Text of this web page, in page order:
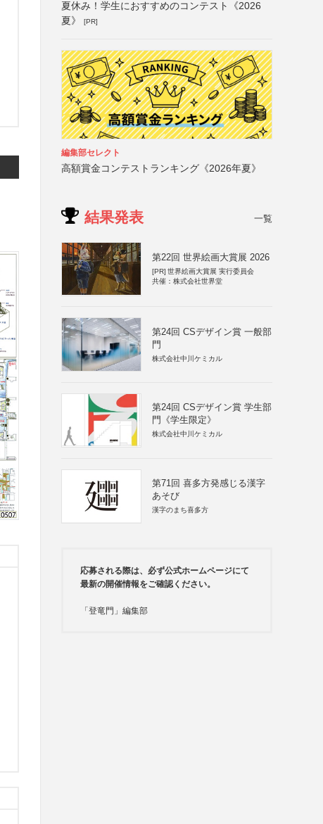
夏休み！学生におすすめのコンテスト《2026
夏》
[PR]
編集部セレクト
高額賞金コンテストランキング《2026年夏》
結果発表 一覧
第22回 世界絵画大賞展 2026
[PR] 世界絵画大賞展 実行委員会
共催：株式会社世界堂
第24回 CSデザイン賞 一般部
門
株式会社中川ケミカル
第24回 CSデザイン賞 学生部
門《学生限定》
株式会社中川ケミカル
第71回 喜多方発感じる漢字
あそび
漢字のまち喜多方
応募される際は、必ず公式ホームページにて
最新の開催情報をご確認ください。
「登竜門」編集部